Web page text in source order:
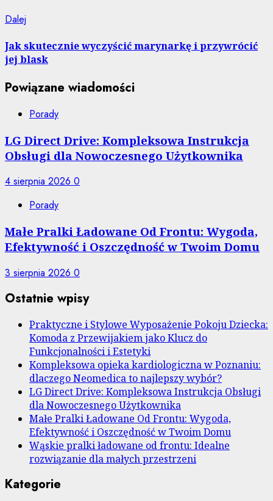
Dalej
Jak skutecznie wyczyścić marynarkę i przywrócić
jej blask
Powiązane wiadomości
Porady
LG Direct Drive: Kompleksowa Instrukcja
Obsługi dla Nowoczesnego Użytkownika
4 sierpnia 2026 0
Porady
Małe Pralki Ładowane Od Frontu: Wygoda,
Efektywność i Oszczędność w Twoim Domu
3 sierpnia 2026 0
Ostatnie wpisy
Praktyczne i Stylowe Wyposażenie Pokoju Dziecka:
Komoda z Przewijakiem jako Klucz do
Funkcjonalności i Estetyki
Kompleksowa opieka kardiologiczna w Poznaniu:
dlaczego Neomedica to najlepszy wybór?
LG Direct Drive: Kompleksowa Instrukcja Obsługi
dla Nowoczesnego Użytkownika
Małe Pralki Ładowane Od Frontu: Wygoda,
Efektywność i Oszczędność w Twoim Domu
Wąskie pralki ładowane od frontu: Idealne
rozwiązanie dla małych przestrzeni
Kategorie